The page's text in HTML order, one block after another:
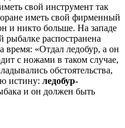
свой инструмент так
иметь свой фирменный
и никто больше. На западе
распостранена
время: «Отдал ледобур, а он
с ножами в таком случае,
обстоятельства,
истину: ледобур-
и он должен быть